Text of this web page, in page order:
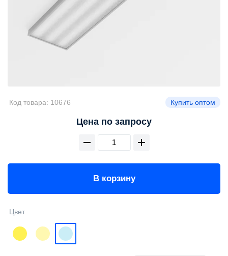
Код товара: 10676 Купить оптом
Цвет
Цена по запросу
В корзину